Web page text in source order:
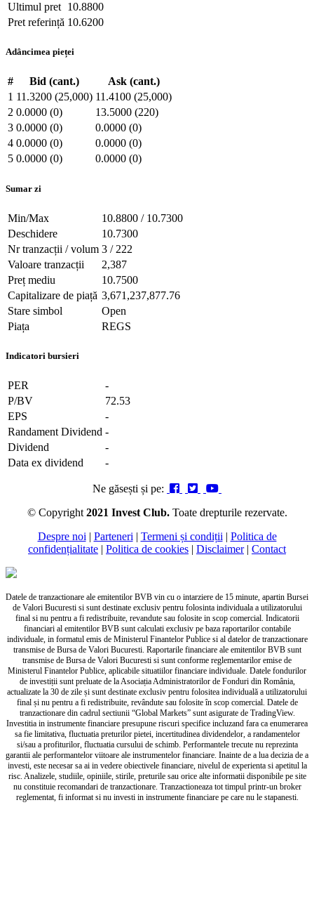
Ultimul pret 10.8800
Pret referință 10.6200
Adâncimea pieței
# Bid (cant.)
Ask (cant.)
1 11.3200 (25,000) 11.4100 (25,000)
2 0.0000 (0)
13.5000 (220)
3 0.0000 (0)
0.0000 (0)
4 0.0000 (0)
0.0000 (0)
5 0.0000 (0) 0.0000 (0)
Sumar zi
Min/Max
10.8800 / 10.7300
Deschidere
10.7300
Nr tranzacții / volum 3 / 222
Valoare tranzacții
2,387
Preț mediu
10.7500
Capitalizare de piață 3,671,237,877.76
Stare simbol
Open
Piața
REGS
Indicatori bursieri
PER
-
P/BV
72.53
EPS
-
Randament Dividend -
Dividend
-
Data ex dividend
-
Ne găsești și pe:
© Copyright 2021 Invest Club. Toate drepturile rezervate.
Despre noi | Parteneri | Termeni și condiții | Politica de
confidențialitate | Politica de cookies | Disclaimer| Contact
Datele de tranzactionare ale emitentilor BVB vin cu o intarziere de 15 minute, apartin Bursei
de Valori Bucuresti si sunt destinate exclusiv pentru folosinta individuala a utilizatorului
final si nu pentru a fi redistribuite, revandute sau folosite in scop comercial. Indicatorii
financiari al emitentilor BVB sunt calculati exclusiv pe baza raportarilor contabile
individuale, in formatul emis de Ministerul Finantelor Publice si al datelor de tranzactionare
transmise de Bursa de Valori Bucuresti. Raportarile financiare ale emitentilor BVB sunt
transmise de Bursa de Valori Bucuresti si sunt conforme reglementarilor emise de
Ministerul Finantelor Publice, aplicabile situatiilor financiare individuale. Datele fondurilor
de investiții sunt preluate de la Asociația Administratorilor de Fonduri din România,
actualizate la 30 de zile și sunt destinate exclusiv pentru folositea individuală a utilizatorului
final și nu pentru a fi redistribuite, revândute sau folosite în scop comercial. Datele de
tranzactionare din cadrul sectiunii “Global Markets” sunt asigurate de TradingView.
Investitia in instrumente financiare presupune riscuri specifice incluzand fara ca enumerarea
sa fie limitativa, fluctuatia preturilor pietei, incertitudinea dividendelor, a randamentelor
si/sau a profiturilor, fluctuatia cursului de schimb. Performantele trecute nu reprezinta
garantii ale performantelor viitoare ale instrumentelor financiare. Inainte de a lua decizia de a
investi, este necesar sa ai in vedere obiectivele financiare, nivelul de experienta si apetitul la
risc. Analizele, studiile, opiniile, stirile, preturile sau orice alte informatii disponibile pe site
nu constituie recomandari de tranzactionare. Tranzactioneaza tot timpul printr-un broker
reglementat, fi informat si nu investi in instrumente financiare pe care nu le stapanesti.